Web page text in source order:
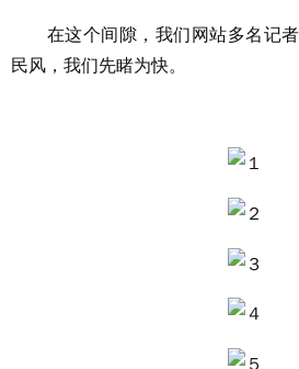
在这个间隙，我们网站多名记者
民风，我们先睹为快。